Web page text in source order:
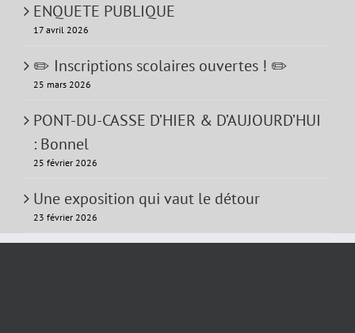
ENQUETE PUBLIQUE
17 avril 2026
✏️ Inscriptions scolaires ouvertes ! ✏️
25 mars 2026
PONT-DU-CASSE D’HIER & D’AUJOURD’HUI
: Bonnel
25 février 2026
Une exposition qui vaut le détour
23 février 2026